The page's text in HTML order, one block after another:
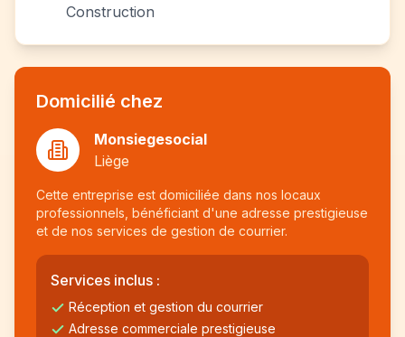
Construction
Domicilié chez
Monsiegesocial
Liège
Cette entreprise est domiciliée dans nos locaux
professionnels, bénéficiant d'une adresse prestigieuse
et de nos services de gestion de courrier.
Services inclus :
Réception et gestion du courrier
Adresse commerciale prestigieuse